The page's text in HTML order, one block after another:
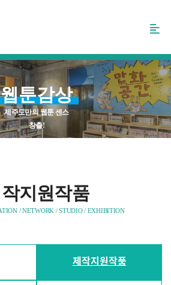
웹툰감상
제주도만의 웹툰 센스
창출!
지원작품
/ NETWORK / STUDIO / EXHIBITION
제작지원작품